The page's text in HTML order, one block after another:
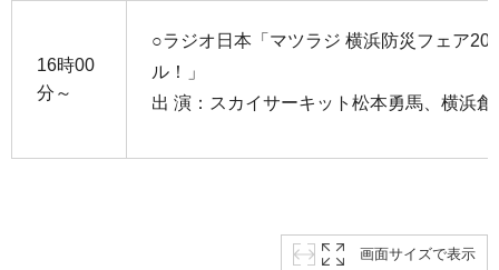
16時00
分～
○ラジオ日本「マツラジ 横浜防災フェア
ル！」
出 演：スカイサーキット松本勇馬、横浜
画面サイズで表示